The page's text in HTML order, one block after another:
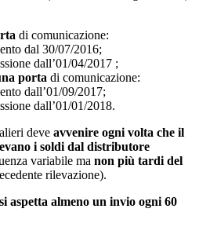
di comunicazione:
dal 30/07/2016;
dall’01/04/2017 ;
porta di comunicazione:
dall’01/09/2017;
dall’01/01/2018.
deve avvenire ogni volta che il
i soldi dal distributore
variabile ma non più tardi del
rilevazione).
aspetta almeno un invio ogni 60